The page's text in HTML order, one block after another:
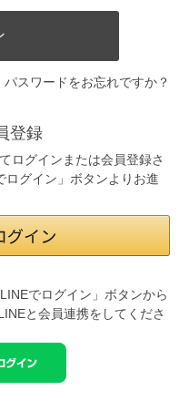
パスワードをお忘れですか？
登録
ログインまたは会員登録さ
グイン」ボタンよりお進
でログイン」ボタンから
と会員連携をしてくださ